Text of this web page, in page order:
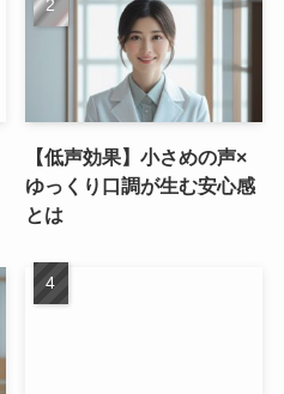
【低声効果】小さめの声×
ゆっくり口調が生む安心感
とは